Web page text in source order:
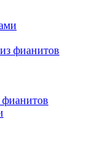
фианитов